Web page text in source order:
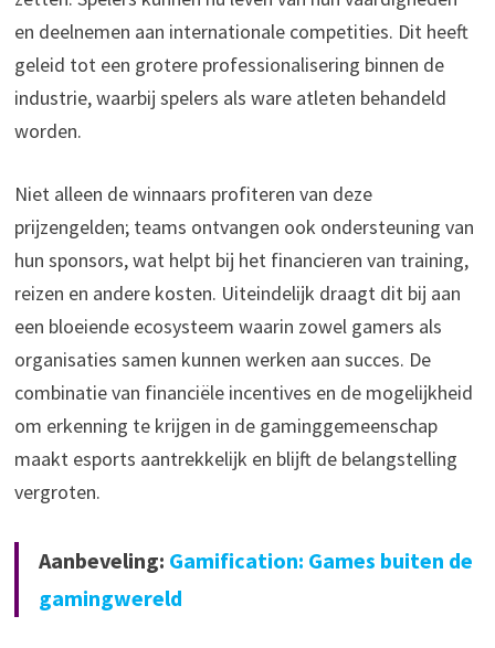
en deelnemen aan internationale competities. Dit heeft
geleid tot een grotere professionalisering binnen de
industrie, waarbij spelers als ware atleten behandeld
worden.
Niet alleen de winnaars profiteren van deze
prijzengelden; teams ontvangen ook ondersteuning van
hun sponsors, wat helpt bij het financieren van training,
reizen en andere kosten. Uiteindelijk draagt dit bij aan
een bloeiende ecosysteem waarin zowel gamers als
organisaties samen kunnen werken aan succes. De
combinatie van financiële incentives en de mogelijkheid
om erkenning te krijgen in de gaminggemeenschap
maakt esports aantrekkelijk en blijft de belangstelling
vergroten.
Aanbeveling: Gamification: Games buiten de
gamingwereld